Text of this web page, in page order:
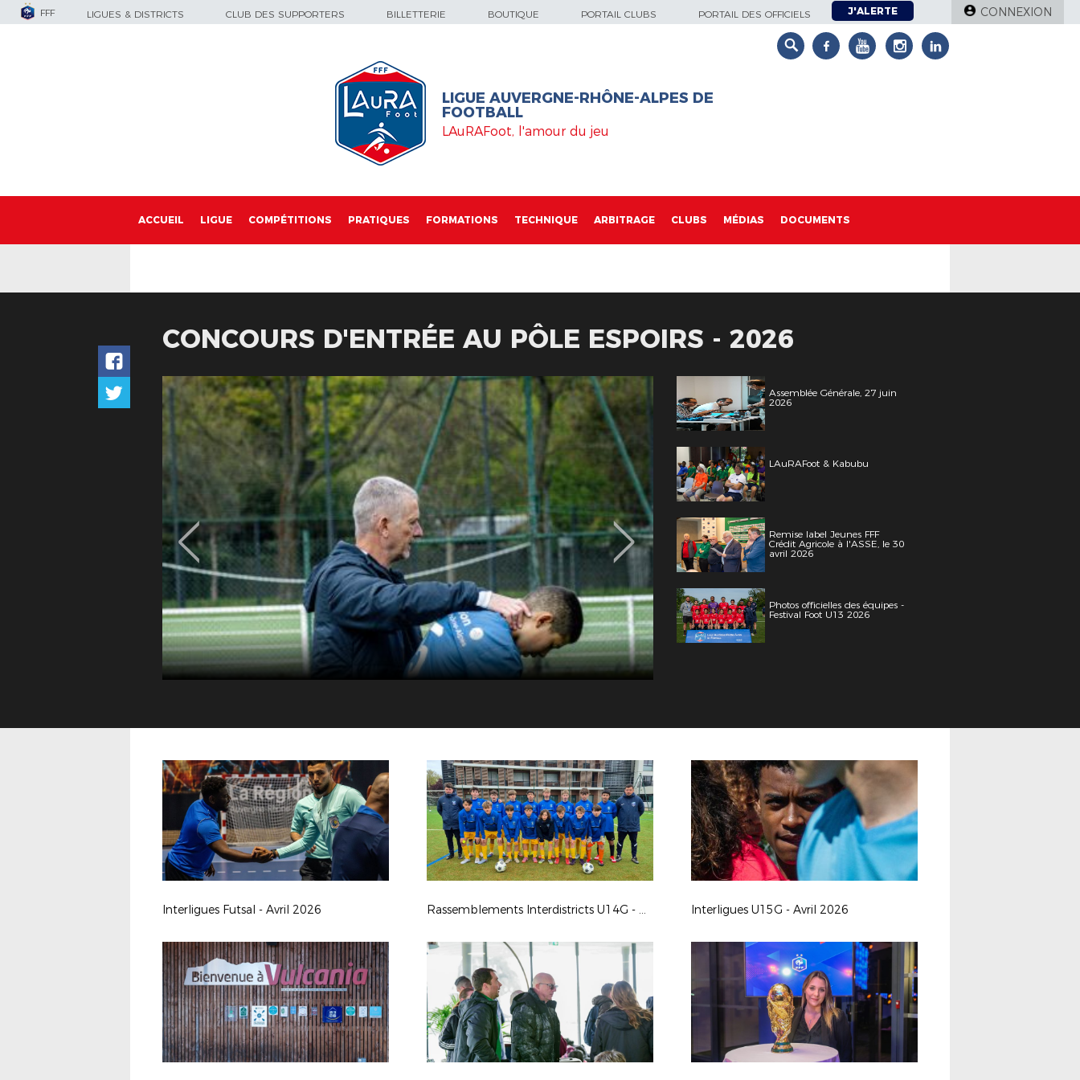
FFF LIGUES & DISTRICTS CLUB DES SUPPORTERS BILLETTERIE BOUTIQUE PORTAIL CLUBS PORTAIL DES OFFICIELS J'ALERTE CONNEXION
LIGUE AUVERGNE-RHÔNE-ALPES DE
FOOTBALL
LAuRAFoot, l'amour du jeu
ACCUEIL LIGUE COMPÉTITIONS PRATIQUES FORMATIONS TECHNIQUE ARBITRAGE CLUBS MÉDIAS DOCUMENTS
CONCOURS D'ENTRÉE AU PÔLE ESPOIRS - 2026
Assemblée Générale, 27 juin
2026
LAuRAFoot & Kabubu
Remise label Jeunes FFF
Crédit Agricole à l'ASSE, le 30
avril 2026
Photos officielles des équipes -
Festival Foot U13 2026
Interligues Futsal - Avril 2026 Rassemblements Interdistricts U14G - Avr. 2026 Interligues U15G - Avril 2026